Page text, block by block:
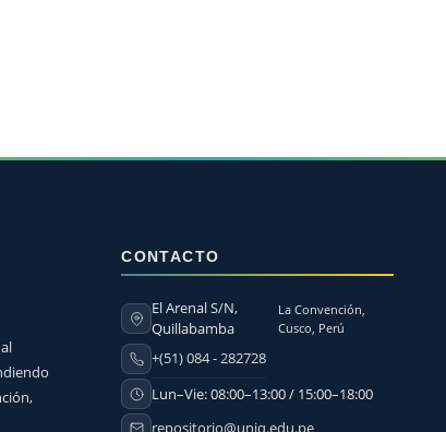
CONTACTO
El Arenal S/N,
Quillabamba
La Convención,
Cusco, Perú
+(51) 084 - 282728
Lun–Vie: 08:00–13:00 / 15:00–18:00
repositorio@uniq.edu.pe